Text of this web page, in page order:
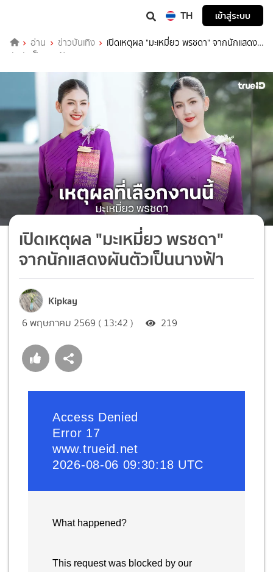
TH เข้าสู่ระบบ
อ่าน ข่าวบันเทิง
เปิดเหตุผล "มะเหมี่ยว พรชดา" จากนักแสดง
ผันตัวเป็นนางฟ้า
เปิดเหตุผล "มะเหมี่ยว พรชดา"
จากนักแสดงผันตัวเป็นนางฟ้า
Kipkay
6 พฤษภาคม 2569 ( 13:42 ) 219